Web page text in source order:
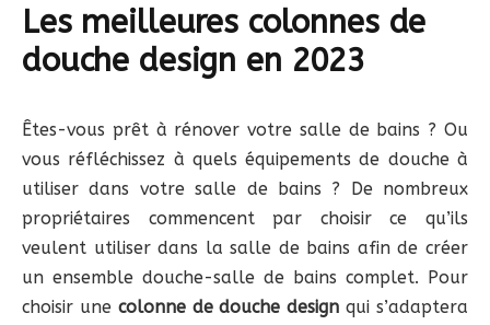
Les meilleures colonnes de
douche design en 2023
Êtes-vous prêt à rénover votre salle de bains ? Ou
vous réfléchissez à quels équipements de douche à
utiliser dans votre salle de bains ? De nombreux
propriétaires commencent par choisir ce qu’ils
veulent utiliser dans la salle de bains afin de créer
un ensemble douche-salle de bains complet. Pour
choisir une colonne de douche design qui s’adaptera